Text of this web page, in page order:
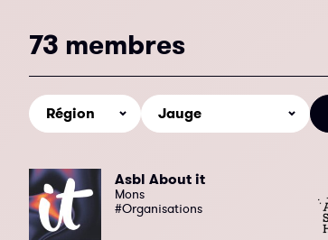
73 membres
Asbl About it
Mons
#Organisations